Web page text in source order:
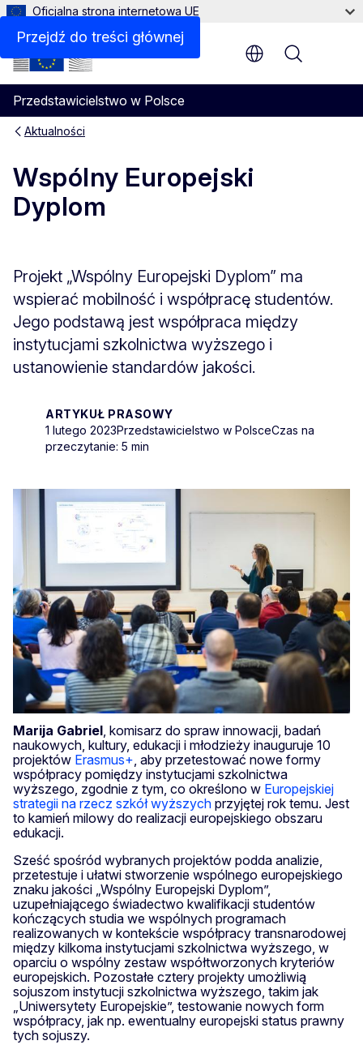
Przejdź do treści głównej
Oficjalna strona internetowa UE
Przedstawicielstwo w Polsce
Menu
Aktualności
Wspólny Europejski
Dyplom
Projekt „Wspólny Europejski Dyplom” ma
wspierać mobilność i współpracę studentów.
Jego podstawą jest współpraca między
instytucjami szkolnictwa wyższego i
ustanowienie standardów jakości.
ARTYKUŁ PRASOWY
1 lutego 2023Przedstawicielstwo w PolsceCzas na
przeczytanie: 5 min
Marija Gabriel, komisarz do spraw innowacji, badań
naukowych, kultury, edukacji i młodzieży inauguruje 10
projektów Erasmus+, aby przetestować nowe formy
współpracy pomiędzy instytucjami szkolnictwa
wyższego, zgodnie z tym, co określono w Europejskiej
strategii na rzecz szkół wyższych przyjętej rok temu. Jest
to kamień milowy do realizacji europejskiego obszaru
edukacji.
Sześć spośród wybranych projektów podda analizie,
przetestuje i ułatwi stworzenie wspólnego europejskiego
znaku jakości „Wspólny Europejski Dyplom”,
uzupełniającego świadectwo kwalifikacji studentów
kończących studia we wspólnych programach
realizowanych w kontekście współpracy transnarodowej
między kilkoma instytucjami szkolnictwa wyższego, w
oparciu o wspólny zestaw współtworzonych kryteriów
europejskich. Pozostałe cztery projekty umożliwią
sojuszom instytucji szkolnictwa wyższego, takim jak
„Uniwersytety Europejskie”, testowanie nowych form
współpracy, jak np. ewentualny europejski status prawny
tych sojuszy.